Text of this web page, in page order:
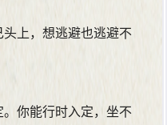
上，想逃避也逃避不
你能行时入定，坐不